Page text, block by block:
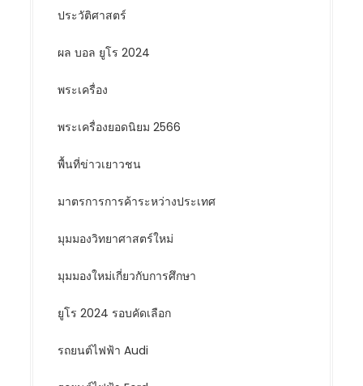
ประวัติศาสตร์
ผล บอล ยูโร 2024
พระเครื่อง
พระเครื่องยอดนิยม 2566
พื้นที่ข่าวเยาวชน
มาตรการการค้าระหว่างประเทศ
มุมมองวิทยาศาสตร์ใหม่
มุมมองใหม่เกี่ยวกับการศึกษา
ยูโร 2024 รอบคัดเลือก
รถยนต์ไฟฟ้า Audi